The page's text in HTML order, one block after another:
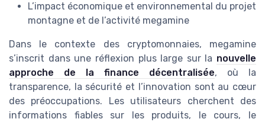
L’impact économique et environnemental du projet
montagne et de l’activité megamine
Dans le contexte des cryptomonnaies, megamine
s’inscrit dans une réflexion plus large sur la nouvelle
approche de la finance décentralisée, où la
transparence, la sécurité et l’innovation sont au cœur
des préoccupations. Les utilisateurs cherchent des
informations fiables sur les produits, le cours, le